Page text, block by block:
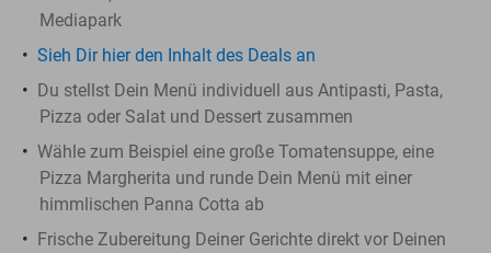
Mediapark
Sieh Dir hierden Inhalt des Deals an
Du stellst Dein Menü individuell aus Antipasti, Pasta,
Pizza oder Salat und Dessert zusammen
Wähle zum Beispiel eine große Tomatensuppe, eine
Pizza Margherita und runde Dein Menü mit einer
himmlischen Panna Cotta ab
Frische Zubereitung Deiner Gerichte direkt vor Deinen